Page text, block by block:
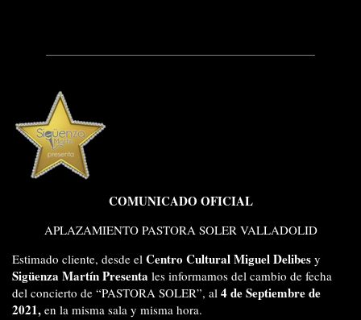
COMUNICADO OFICIAL
APLAZAMIENTO PASTORA SOLER VALLADOLID
Estimado cliente, desde el Centro Cultural Miguel Delibes y
Sigüenza Martín Presenta les informamos del cambio de fecha
del concierto de “PASTORA SOLER”, al 4 de Septiembre de
2021, en la misma sala y misma hora.